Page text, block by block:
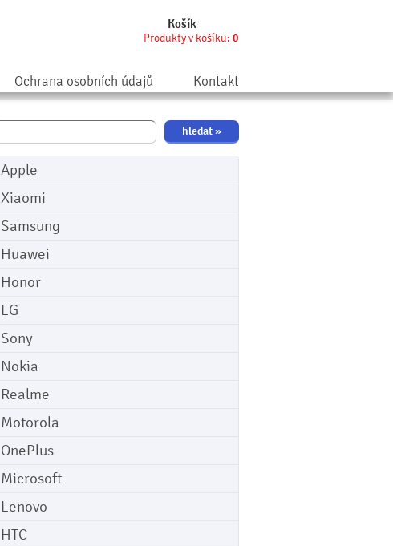
Košík
Produkty v košíku: 0
Ochrana osobních údajů Kontakt
Apple
Xiaomi
Samsung
Huawei
Honor
LG
Sony
Nokia
Realme
Motorola
OnePlus
Microsoft
Lenovo
HTC